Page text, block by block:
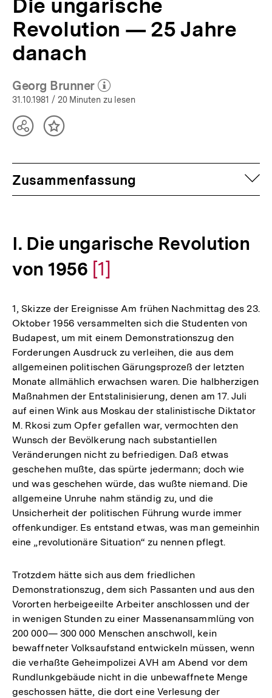
Die ungarische
Revolution — 25 Jahre
danach
Georg Brunner
(Mehr zum Autor)
öffnen
31.10.1981 / 20 Minuten zu lesen
TeilenInhalt
Zusammenfassung
I. Die ungarische Revolution
von 1956 Zur
der
Fußnote
[1]
1, Skizze der Ereignisse Am frühen Nachmittag des 23.
Oktober 1956 versammelten sich die Studenten von
Budapest, um mit einem Demonstrationszug den
Forderungen Ausdruck zu verleihen, die aus dem
allgemeinen politischen Gärungsprozeß der letzten
Monate allmählich erwachsen waren. Die halbherzigen
Maßnahmen der Entstalinisierung, denen am 17. Juli
auf einen Wink aus Moskau der stalinistische Diktator
M. Rkosi zum Opfer gefallen war, vermochten den
Wunsch der Bevölkerung nach substantiellen
Veränderungen nicht zu befriedigen. Daß etwas
geschehen mußte, das spürte jedermann; doch wie
und was geschehen würde, das wußte niemand. Die
allgemeine Unruhe nahm ständig zu, und die
Unsicherheit der politischen Führung wurde immer
offenkundiger. Es entstand etwas, was man gemeinhin
eine „revolutionäre Situation“ zu nennen pflegt.
Trotzdem hätte sich aus dem friedlichen
Demonstrationszug, dem sich Passanten und aus den
Vororten herbeigeeilte Arbeiter anschlossen und der
in wenigen Stunden zu einer Massenansammlüng von
200 000— 300 000 Menschen anschwoll, kein
bewaffneter Volksaufstand entwickeln müssen, wenn
die verhaßte Geheimpolizei AVH am Abend vor dem
Rundlunkgebäude nicht in die unbewaffnete Menge
geschossen hätte, die dort eine Verlesung der